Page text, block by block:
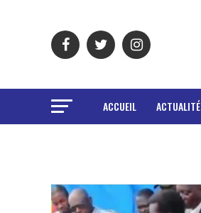
ACCUEIL ACTUALITÉ